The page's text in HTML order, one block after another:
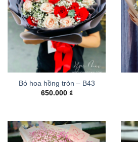
Bó hoa hồng tròn – B43
650.000 ₫